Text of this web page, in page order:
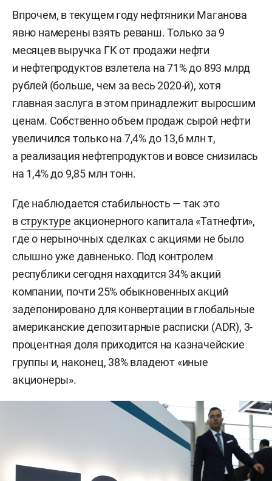
Впрочем, в текущем году нефтяники Маганова
явно намерены взять реванш. Только за 9
месяцев выручка ГК от продажи нефти
и нефтепродуктов взлетела на 71% до 893 млрд
рублей (больше, чем за весь 2020-й), хотя
главная заслуга в этом принадлежит выросшим
ценам. Собственно объем продаж сырой нефти
увеличился только на 7,4% до 13,6 млн т,
а реализация нефтепродуктов и вовсе снизилась
на 1,4% до 9,85 млн тонн.
Где наблюдается стабильность — так это
вструктуре акционерного капитала «Татнефти»,
где о нерыночных сделках с акциями не было
слышно уже давненько. Под контролем
республики сегодня находится 34% акций
компании, почти 25% обыкновенных акций
задепонировано для конвертации в глобальные
американские депозитарные расписки (ADR), 3-
процентная доля приходится на казначейские
группы и, наконец, 38% владеют «иные
акционеры».